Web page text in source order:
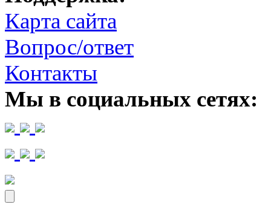
Карта сайта
Вопрос/ответ
Контакты
Мы в социальных сетях: